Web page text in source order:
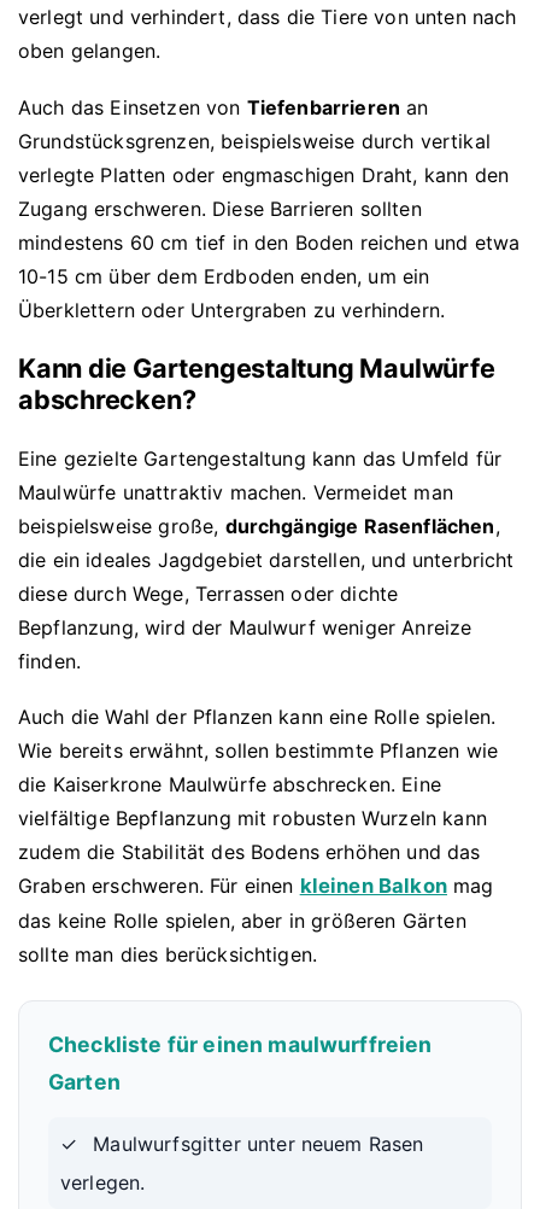
verlegt und verhindert, dass die Tiere von unten nach
oben gelangen.
Auch das Einsetzen von Tiefenbarrieren an
Grundstücksgrenzen, beispielsweise durch vertikal
verlegte Platten oder engmaschigen Draht, kann den
Zugang erschweren. Diese Barrieren sollten
mindestens 60 cm tief in den Boden reichen und etwa
10-15 cm über dem Erdboden enden, um ein
Überklettern oder Untergraben zu verhindern.
Kann die Gartengestaltung Maulwürfe
abschrecken?
Eine gezielte Gartengestaltung kann das Umfeld für
Maulwürfe unattraktiv machen. Vermeidet man
beispielsweise große, durchgängige Rasenflächen,
die ein ideales Jagdgebiet darstellen, und unterbricht
diese durch Wege, Terrassen oder dichte
Bepflanzung, wird der Maulwurf weniger Anreize
finden.
Auch die Wahl der Pflanzen kann eine Rolle spielen.
Wie bereits erwähnt, sollen bestimmte Pflanzen wie
die Kaiserkrone Maulwürfe abschrecken. Eine
vielfältige Bepflanzung mit robusten Wurzeln kann
zudem die Stabilität des Bodens erhöhen und das
Graben erschweren. Für einen kleinen Balkonmag
das keine Rolle spielen, aber in größeren Gärten
sollte man dies berücksichtigen.
Checkliste für einen maulwurffreien
Garten
✓
Maulwurfsgitter unter neuem Rasen
verlegen.